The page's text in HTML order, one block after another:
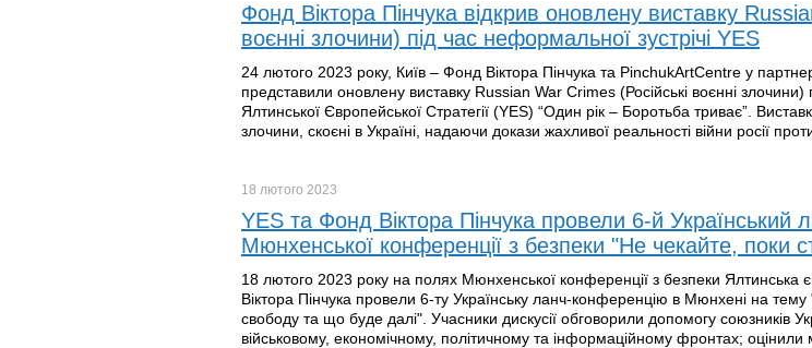
Фонд Віктора Пінчука відкрив оновлену виставку
воєнні злочини) під час неформальної зустрічі YES
24 лютого 2023 року, Київ – Фонд Віктора Пінчука та PinchukArtCentre у
представили оновлену виставку Russian War Crimes (Російські воєнні злочини)
Ялтинської Європейської Стратегії (YES) “Один рік – Боротьба триває”.
злочини, скоєні в Україні, надаючи докази жахливої реальності війни росії
18 лютого 2023
YES та Фонд Віктора Пінчука провели 6-й Український
Мюнхенської конференції з безпеки "Не чекайте, поки
18 лютого 2023 року на полях Мюнхенської конференції з безпеки Ялтинська
Віктора Пінчука провели 6-ту Українську ланч-конференцію в Мюнхені на тему
свободу та що буде далі". Учасники дискусії обговорили допомогу союзників
військовому, економічному, політичному та інформаційному фронтах;